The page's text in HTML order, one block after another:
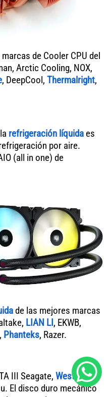
de Cooler CPU del
Arctic Cooling, NOX,
, DeepCool, Thermalright,
la refrigeración líquida es
por aire.
(all in one) de
de las mejores marcas
LIAN LI, EKWB,
Phanteks, Razer.
III Seagate, Western
El disco duro mecánico